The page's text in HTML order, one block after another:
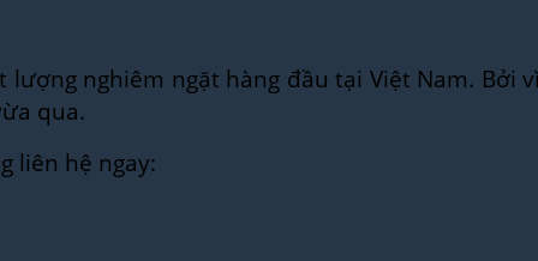
nghiêm ngặt hàng đầu tại Việt Nam. Bởi
qua.
liên hệ ngay: